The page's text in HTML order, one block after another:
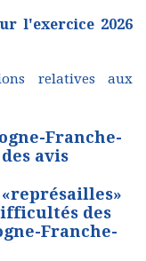
l'exercice 2026
relatives aux
Franche-
avis
des
Franche-